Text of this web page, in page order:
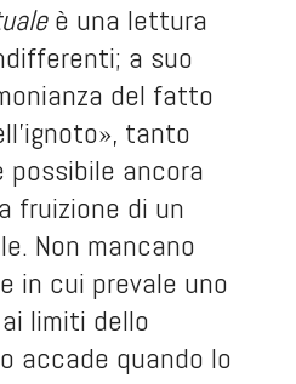
è una lettura
a suo
del fatto
tanto
ancora
fruizione di un
Non mancano
in cui prevale uno
limiti dello
accade quando lo